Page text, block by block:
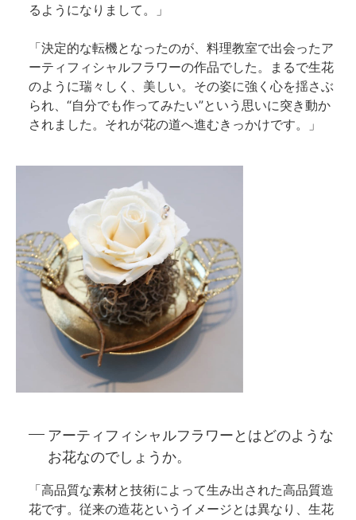
るようになりまして。」
「決定的な転機となったのが、料理教室で出会ったア
ーティフィシャルフラワーの作品でした。まるで生花
のように瑞々しく、美しい。その姿に強く心を揺さぶ
られ、“自分でも作ってみたい”という思いに突き動か
されました。それが花の道へ進むきっかけです。」
アーティフィシャルフラワーとはどのような
お花なのでしょうか。
「高品質な素材と技術によって生み出された高品質造
花です。従来の造花というイメージとは異なり、生花